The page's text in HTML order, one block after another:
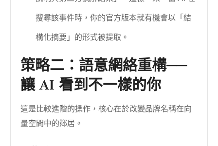
搜尋該事件時，你的官方版本就有機會以「結
構化摘要」的形式被提取。
策略二：語意網絡重構──
讓 AI 看到不一樣的你
這是比較進階的操作，核心在於改變品牌名稱在向
量空間中的鄰居。